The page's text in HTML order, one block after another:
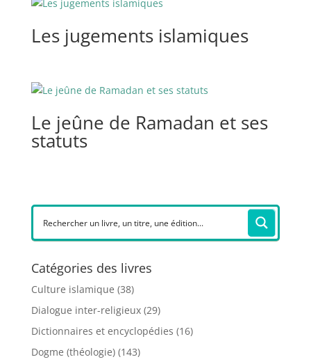
Les jugements islamiques
Le jeûne de Ramadan et ses
statuts
Catégories des livres
Culture islamique (38)
Dialogue inter-religieux (29)
Dictionnaires et encyclopédies (16)
Dogme (théologie) (143)